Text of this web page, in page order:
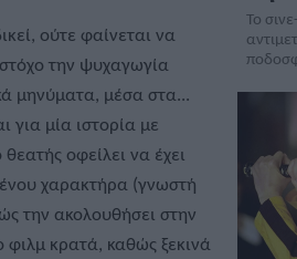
ούτε φαίνεται να
στόχο την ψυχαγωγία
μηνύματα, μέσα στα...
για μία ιστορία με
οφείλει να έχει
χαρακτήρα (γνωστή
την ακολουθήσει στην
φιλμ κρατά, καθώς ξεκινά
Το